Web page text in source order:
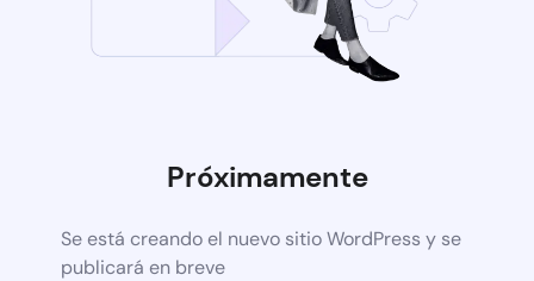
Próximamente
Se está creando el nuevo sitio WordPress y se
publicará en breve